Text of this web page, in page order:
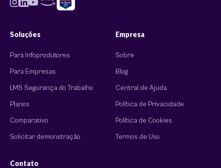
Soluções
Para Infoprodutores
Para Empresas
LMS Segurança do Trabalho
Planos
Comparativo
Solicitar demonstração
Empresa
Sobre
Blog
Central de Ajuda
Política de Privacidade
Política de Cookies
Termos de Uso
Contato